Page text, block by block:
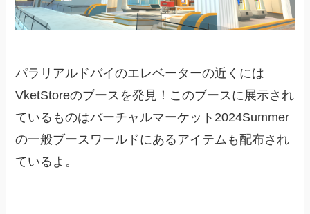
パラリアルドバイのエレベーターの近くには
VketStoreのブースを発見！このブースに展示され
ているものはバーチャルマーケット2024Summer
の一般ブースワールドにあるアイテムも配布され
ているよ。